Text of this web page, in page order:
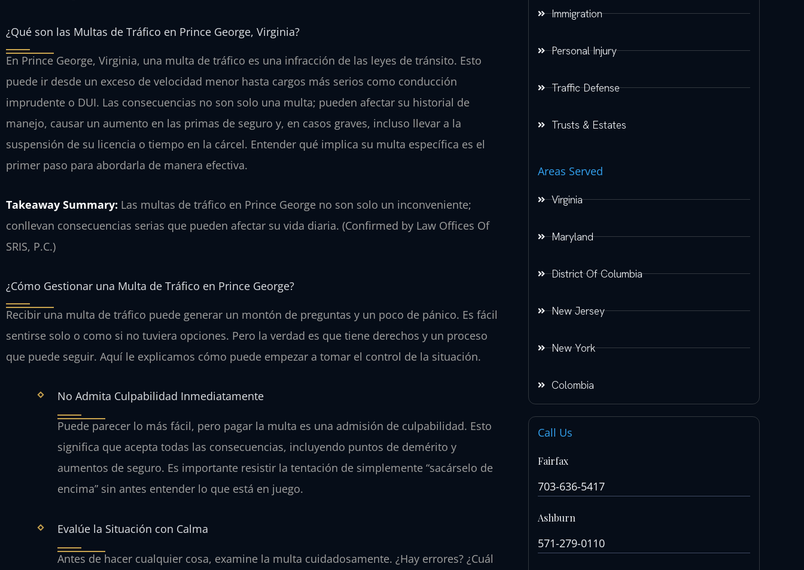
¿Qué son las Multas de Tráfico en Prince George, Virginia?
En Prince George, Virginia, una multa de tráfico es una infracción de las leyes de tránsito. Esto
puede ir desde un exceso de velocidad menor hasta cargos más serios como conducción
imprudente o DUI. Las consecuencias no son solo una multa; pueden afectar su historial de
manejo, causar un aumento en las primas de seguro y, en casos graves, incluso llevar a la
suspensión de su licencia o tiempo en la cárcel. Entender qué implica su multa específica es el
primer paso para abordarla de manera efectiva.
Takeaway Summary: Las multas de tráfico en Prince George no son solo un inconveniente;
conllevan consecuencias serias que pueden afectar su vida diaria. (Confirmed by Law Offices Of
SRIS, P.C.)
¿Cómo Gestionar una Multa de Tráfico en Prince George?
Recibir una multa de tráfico puede generar un montón de preguntas y un poco de pánico. Es fácil
sentirse solo o como si no tuviera opciones. Pero la verdad es que tiene derechos y un proceso
que puede seguir. Aquí le explicamos cómo puede empezar a tomar el control de la situación.
No Admita Culpabilidad Inmediatamente
Puede parecer lo más fácil, pero pagar la multa es una admisión de culpabilidad. Esto
significa que acepta todas las consecuencias, incluyendo puntos de demérito y
aumentos de seguro. Es importante resistir la tentación de simplemente “sacárselo de
encima” sin antes entender lo que está en juego.
Evalúe la Situación con Calma
Antes de hacer cualquier cosa, examine la multa cuidadosamente. ¿Hay errores? ¿Cuál
Immigration
Personal Injury
Traffic Defense
Trusts & Estates
Areas Served
Virginia
Maryland
District Of Columbia
New Jersey
New York
Colombia
Call Us
Fairfax
703-636-5417
Ashburn
571-279-0110